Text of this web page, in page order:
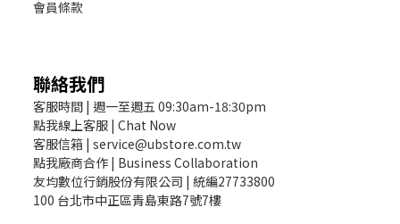
會員條款
聯絡我們
客服時間 | 週一至週五 09:30am-18:30pm
點我線上客服 | Chat Now
客服信箱 | service@ubstore.com.tw
點我廠商合作 | Business Collaboration
友均數位行銷股份有限公司 | 統編27733800
100 台北市中正區青島東路7號7樓